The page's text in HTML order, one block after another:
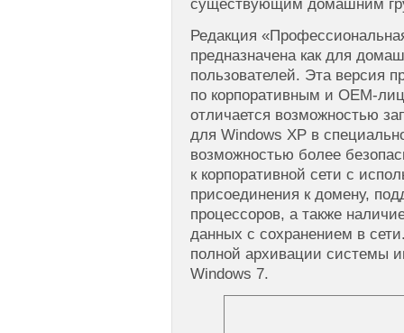
существующим домашним
Редакция
предназначена как для
пользователей. Эта версия
по корпоративным и OEM-
отличается возможностью
для Windows XP в
возможностью более
к корпоративной сети с
присоединения к домену,
процессоров, а также
данных с сохранением в
полной архивации системы
Windows 7.